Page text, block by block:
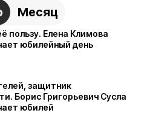
Месяц
пользу. Елена Климова
юбилейный день
защитник
Борис Григорьевич Сусла
юбилей